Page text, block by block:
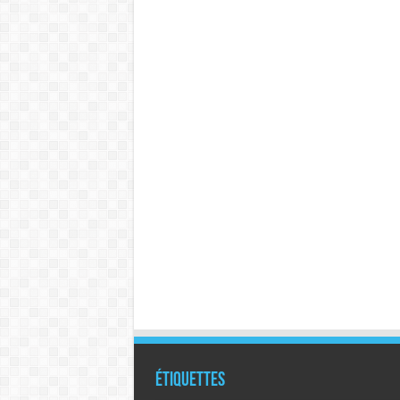
Étiquettes